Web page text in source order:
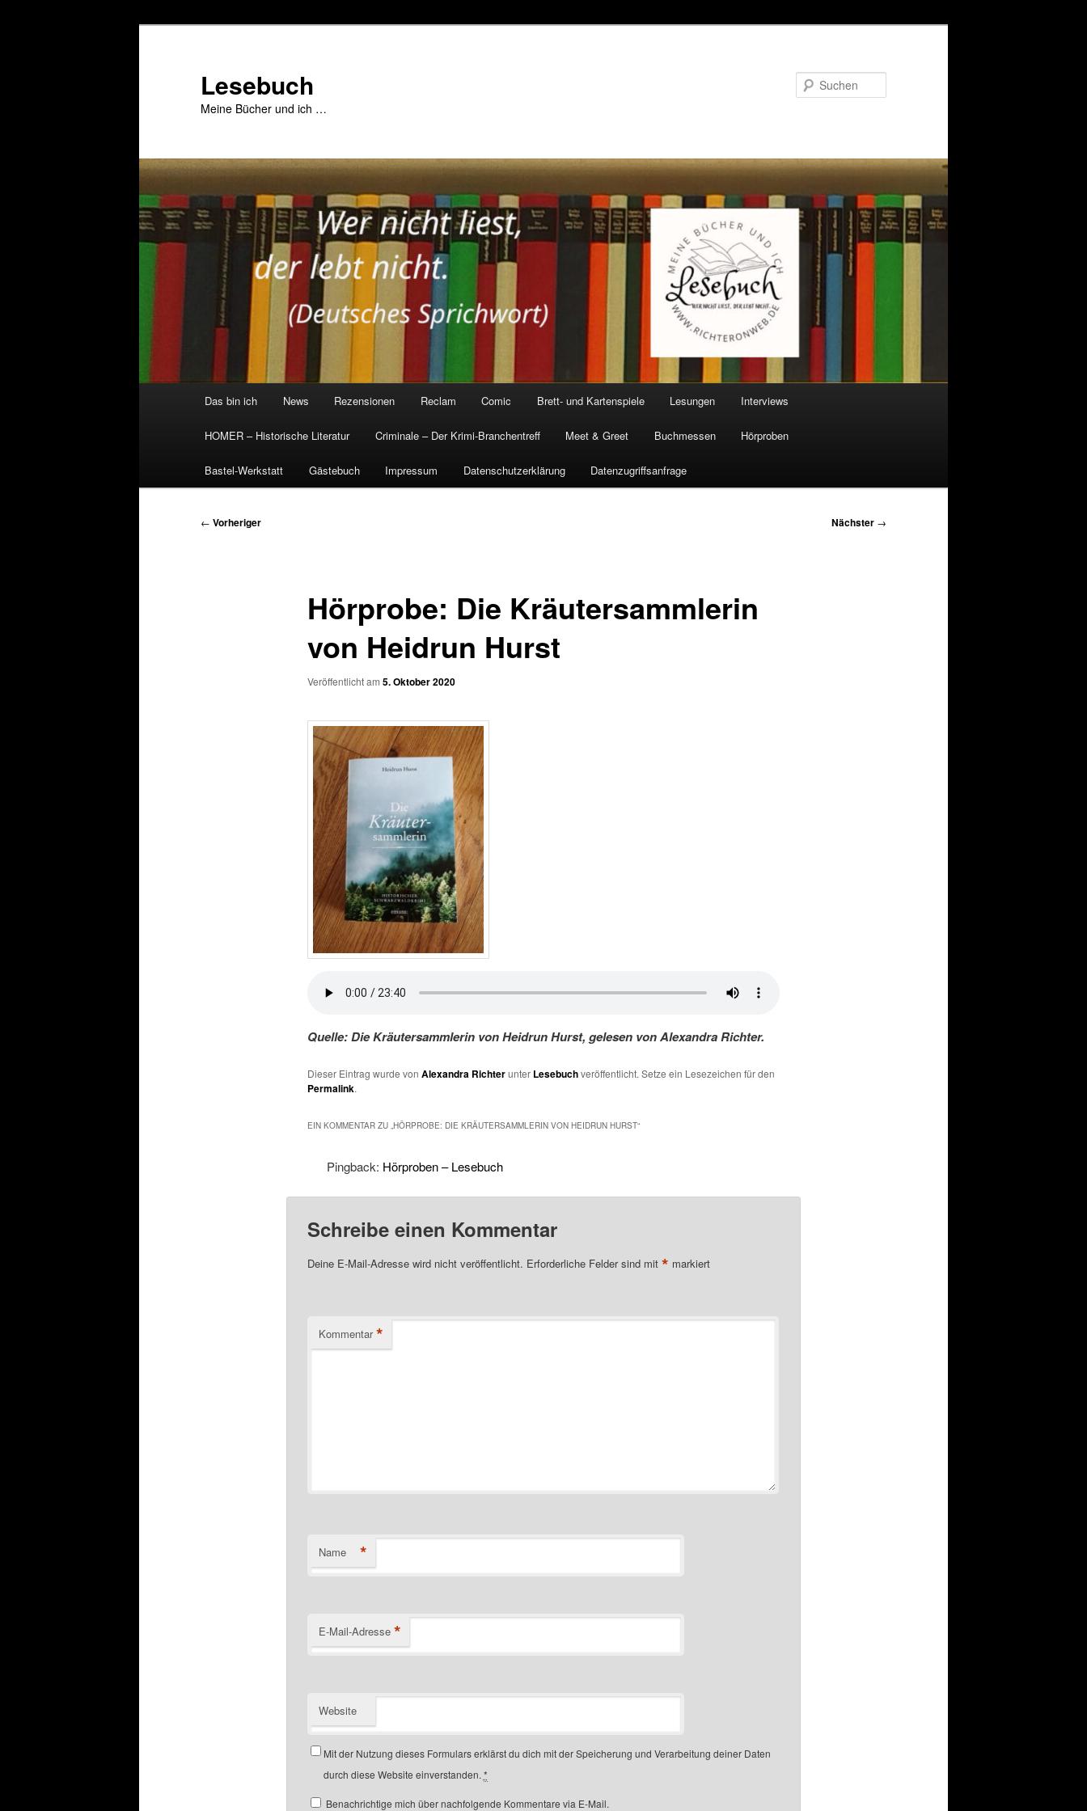
Lesebuch
Meine Bücher und ich …
Das bin ich News Rezensionen Reclam Comic Brett- und Kartenspiele Lesungen Interviews
HOMER – Historische Literatur Criminale – Der Krimi-Branchentreff Meet & Greet Buchmessen Hörproben
Bastel-Werkstatt Gästebuch Impressum Datenschutzerklärung Datenzugriffsanfrage
Beitragsnavigation
← Vorheriger Nächster →
Hörprobe: Die Kräutersammlerin
von Heidrun Hurst
Veröffentlicht am 5. Oktober 2020
Quelle: Die Kräutersammlerin von Heidrun Hurst, gelesen von Alexandra Richter.
Dieser Eintrag wurde von Alexandra Richterunter Lesebuchveröffentlicht. Setze ein Lesezeichen für den
Permalink.
EIN KOMMENTAR ZU „HÖRPROBE: DIE KRÄUTERSAMMLERIN VON HEIDRUN HURST“
Pingback: Hörproben – Lesebuch
Schreibe einen Kommentar
Deine E-Mail-Adresse wird nicht veröffentlicht. Erforderliche Felder sind mit * markiert
Kommentar *
Name *
E-Mail-Adresse *
Website
Mit der Nutzung dieses Formulars erklärst du dich mit der Speicherung und Verarbeitung deiner Daten
durch diese Website einverstanden. *
Benachrichtige mich über nachfolgende Kommentare via E-Mail.